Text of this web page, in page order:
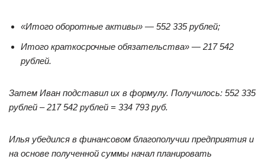
«Итого оборотные активы» — 552 335 рублей;
Итого краткосрочные обязательства» — 217 542
рублей.
Затем Иван подставил их в формулу. Получилось: 552 335
рублей – 217 542 рублей = 334 793 руб.
Илья убедился в финансовом благополучии предприятия и
на основе полученной суммы начал планировать